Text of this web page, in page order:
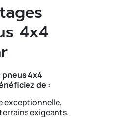
4x4
pneus 4x4
de :
exceptionnelle,
exigeants.